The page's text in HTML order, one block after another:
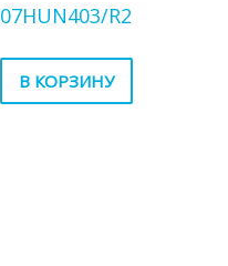
07HUN403/R2
В КОРЗИНУ